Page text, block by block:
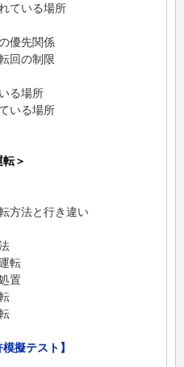
いる場所
先関係
の制限
場所
る場所
＞
法と行き違い
転
置
擬テスト】